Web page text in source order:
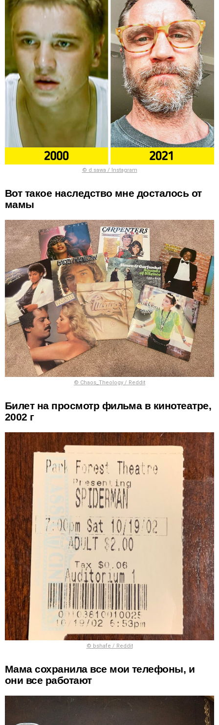
© d.sawa / Instagram
Вот такое наследство мне досталось от
мамы
© Chaos_Theology / Reddit
Билет на просмотр фильма в кинотеатре,
2002 г
© bshafe / Reddit
Мама сохранила все мои телефоны, и
они все работают